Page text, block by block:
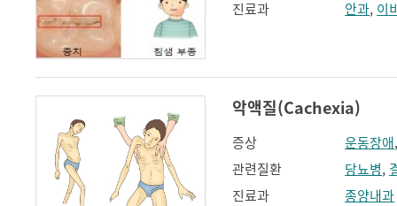
진료과
안과, 이
악액질(Cachexia)
증상 운동장애
관련질환
당뇨병,
진료과
종양내과